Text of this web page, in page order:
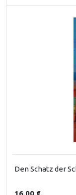
Den Schatz der
16,00 €